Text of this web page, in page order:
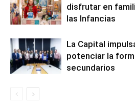
disfrutar en
las Infancias
La Capital
potenciar la
secundarios